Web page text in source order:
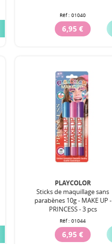
Réf :01040
6,95 €
PLAYCOLOR
Sticks de maquillage sans
parabènes 10g - MAKE UP -
PRINCESS - 3 pcs
Réf :01044
6,95 €